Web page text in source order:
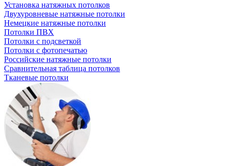
Установка натяжных потолков
Двухуровневые натяжные потолки
Немецкие натяжные потолки
Потолки ПВХ
Потолки с подсветкой
Потолки с фотопечатью
Российские натяжные потолки
Сравнительная таблица потолков
Тканевые потолки